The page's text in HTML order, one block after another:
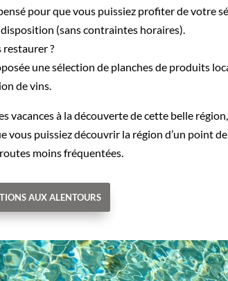
pour que vous puissiez profiter de votre
(sans contraintes horaires).
restaurer ?
une sélection de planches de produits
de vins.
vacances à la découverte de cette belle
vous puissiez découvrir la région d’un point
moins fréquentées.
AUX ALENTOURS